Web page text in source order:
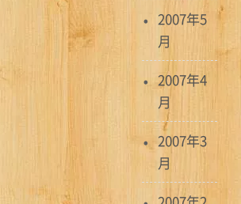
2007年5
月
2007年4
月
2007年3
月